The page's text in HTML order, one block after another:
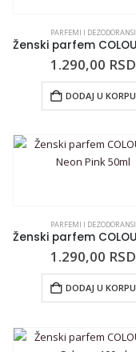
PARFEMI I DEZODORANSI
1.290,00 RSD
DODAJ U KORPU
PARFEMI I DEZODORANSI
1.290,00 RSD
DODAJ U KORPU